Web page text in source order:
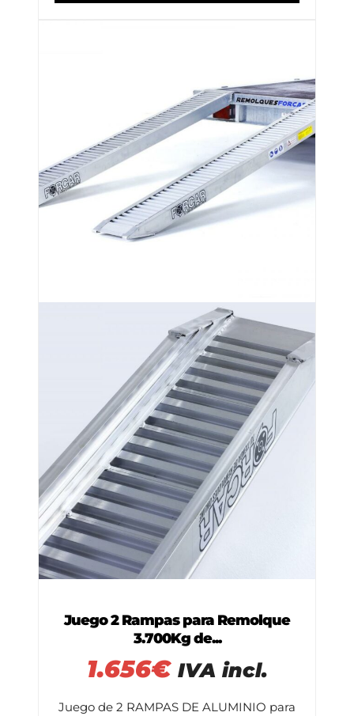
Juego 2 Rampas para Remolque
3.700Kg de...
1.656€ IVA incl.
Juego de 2 RAMPAS DE ALUMINIO para